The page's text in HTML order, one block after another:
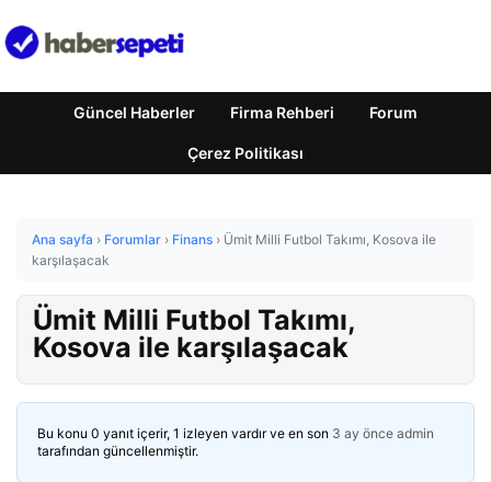
Güncel Haberler Firma Rehberi Forum
Çerez Politikası
Ana sayfa › Forumlar › Finans › Ümit Milli Futbol Takımı, Kosova ile
karşılaşacak
Ümit Milli Futbol Takımı,
Kosova ile karşılaşacak
Bu konu 0 yanıt içerir, 1 izleyen vardır ve en son 3 ay önce admin
tarafından güncellenmiştir.